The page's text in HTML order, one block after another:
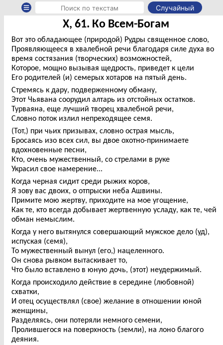
Случайный
X, 61. Ко Всем-Богам
Вот это обладающее (природой) Рудры священное слово,
Проявляющееся в хвалебной речи благодаря силе духа во
время состязания (творческих) возможностей,
Которое, мощно вызывая щедрость, приведет к цели
Его родителей (и) семерых хотаров на пятый день.
Стремясь к дару, подверженному обману,
Этот Чьявана соорудил алтарь из отстойных остатков.
Турваяна, еще лучший творец хвалебной речи,
Словно поток излил непреходящее семя.
(Тот,) при чьих призывах, словно острая мысль,
Бросаясь изо всех сил, вы двое охотно-принимаете
вдохновенные песни,
Кто, очень мужественный, со стрелами в руке
Украсил свое намерение...
Когда черная сидит среди рыжих коров,
Я зову вас двоих, о отпрыски неба Ашвины.
Примите мою жертву, приходите на мое угощение,
Как те, кто всегда добывает жертвенную усладу, как те, чей
обман немыслим.
Когда у него вытянулся совершающий мужское дело (уд),
испуская (семя),
То мужественный вынул (его,) нацеленного.
Он снова рывком вытаскивает то,
Что было вставлено в юную дочь, (этот) неудержимый.
Когда происходило действие в середине (любовной)
схватки,
И отец осуществлял (свое) желание в отношении юной
женщины,
Разделяясь, они потеряли немного семени,
Пролившегося на поверхность (земли), на лоно благого
деяния.